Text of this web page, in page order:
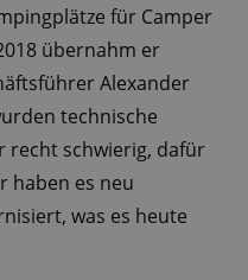
für Camper
übernahm er
Alexander
technische
recht schwierig, dafür
haben es neu
was es heute